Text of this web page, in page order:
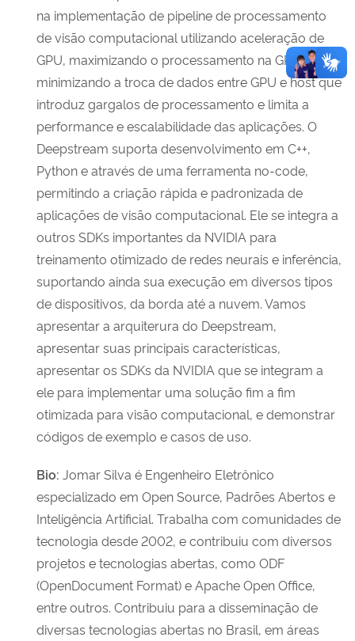
na implementação de pipeline de processamento
de visão computacional utilizando aceleração de
GPU, maximizando o processamento na GPU,
minimizando a troca de dados entre GPU e host que
introduz gargalos de processamento e limita a
performance e escalabilidade das aplicações. O
Deepstream suporta desenvolvimento em C++,
Python e através de uma ferramenta no-code,
permitindo a criação rápida e padronizada de
aplicações de visão computacional. Ele se integra a
outros SDKs importantes da NVIDIA para
treinamento otimizado de redes neurais e inferência,
suportando ainda sua execução em diversos tipos
de dispositivos, da borda até a nuvem. Vamos
apresentar a arquiterura do Deepstream,
apresentar suas principais características,
apresentar os SDKs da NVIDIA que se integram a
ele para implementar uma solução fim a fim
otimizada para visão computacional, e demonstrar
códigos de exemplo e casos de uso.
Bio: Jomar Silva é Engenheiro Eletrônico
especializado em Open Source, Padrões Abertos e
Inteligência Artificial. Trabalha com comunidades de
tecnologia desde 2002, e contribuiu com diversos
projetos e tecnologias abertas, como ODF
(OpenDocument Format) e Apache Open Office,
entre outros. Contribuiu para a disseminação de
diversas tecnologias abertas no Brasil, em áreas